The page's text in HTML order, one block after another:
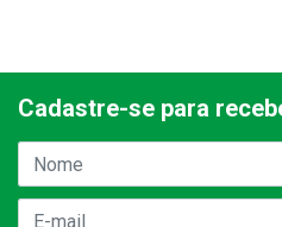
Cadastre-se para